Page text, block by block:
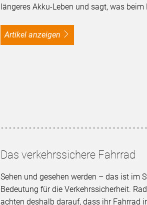
längeres Akku-Leben und sagt, was
Artikel anzeigen
Das verkehrssichere Fahrrad
Sehen und gesehen werden – das ist im
Bedeutung für die Verkehrssicherheit.
achten deshalb darauf, dass ihr Fahrrad